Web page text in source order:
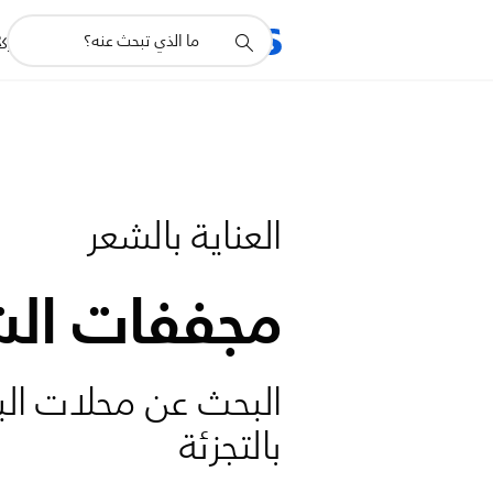
المنتجات
أيقونة
دعم
العناية بالشعر
مجففات
البحث عن محلات
بالتجزئة